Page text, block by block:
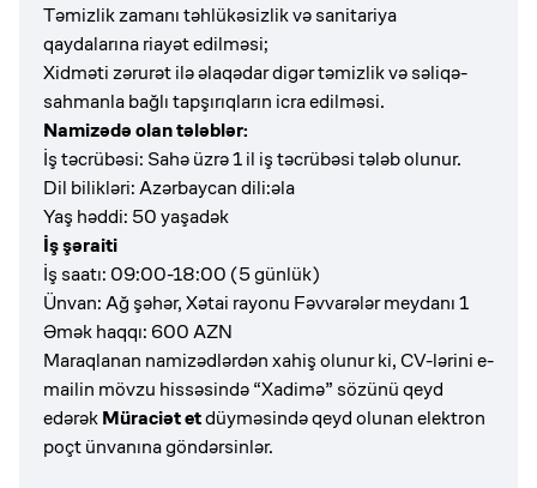
Təmizlik zamanı təhlükəsizlik və sanitariya
qaydalarına riayət edilməsi;
Xidməti zərurət ilə əlaqədar digər təmizlik və səliqə-
sahmanla bağlı tapşırıqların icra edilməsi.
Namizədə olan tələblər:
İş təcrübəsi: Sahə üzrə 1 il iş təcrübəsi tələb olunur.
Dil bilikləri: Azərbaycan dili:əla
Yaş həddi: 50 yaşadək
İş şəraiti
İş saatı: 09:00-18:00 (5 günlük)
Ünvan: Ağ şəhər, Xətai rayonu Fəvvarələr meydanı 1
Əmək haqqı: 600 AZN
Maraqlanan namizədlərdən xahiş olunur ki, CV-lərini e-
mailin mövzu hissəsində “Xadimə” sözünü qeyd
edərəkMüraciət etdüyməsində qeyd olunan elektron
poçt ünvanına göndərsinlər.